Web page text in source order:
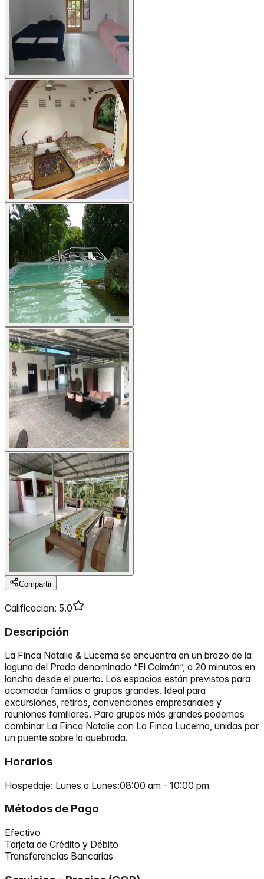
Compartir
Calificacion: 5.0
Descripción
La Finca Natalie & Lucerna se encuentra en un brazo de la
laguna del Prado denominado “El Caimán”, a 20 minutos en
lancha desde el puerto. Los espacios están previstos para
acomodar familias o grupos grandes. Ideal para
excursiones, retiros, convenciones empresariales y
reuniones familiares. Para grupos más grandes podemos
combinar La Finca Natalie con La Finca Lucerna, unidas por
un puente sobre la quebrada.
Horarios
Hospedaje: Lunes a Lunes:08:00 am - 10:00 pm
Métodos de Pago
Efectivo
Tarjeta de Crédito y Débito
Transferencias Bancarias